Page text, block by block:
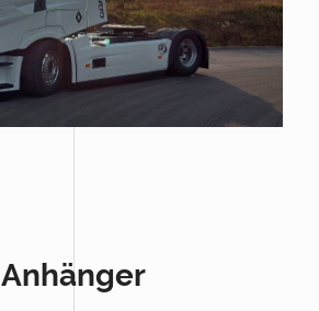
Anhänger